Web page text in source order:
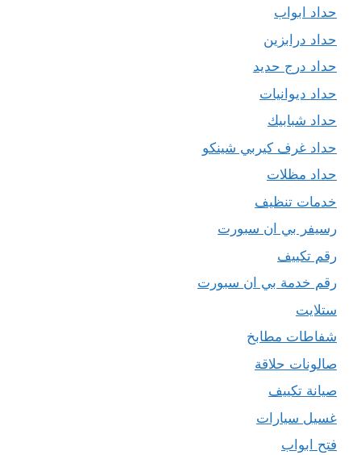
حداد ابواب
حداد درابزين
حداد درج حديد
حداد ديوانيات
حداد شبابيك
حداد غرف كيربي شينكو
حداد مظلات
خدمات تنظيف
رسيفر بي ان سبورت
رقم تكييف
رقم خدمة بي ان سبورت
ستلايت
شفاطات مطابخ
صالونات حلاقة
صيانة تكييف
غسيل سيارات
فتح ابواب